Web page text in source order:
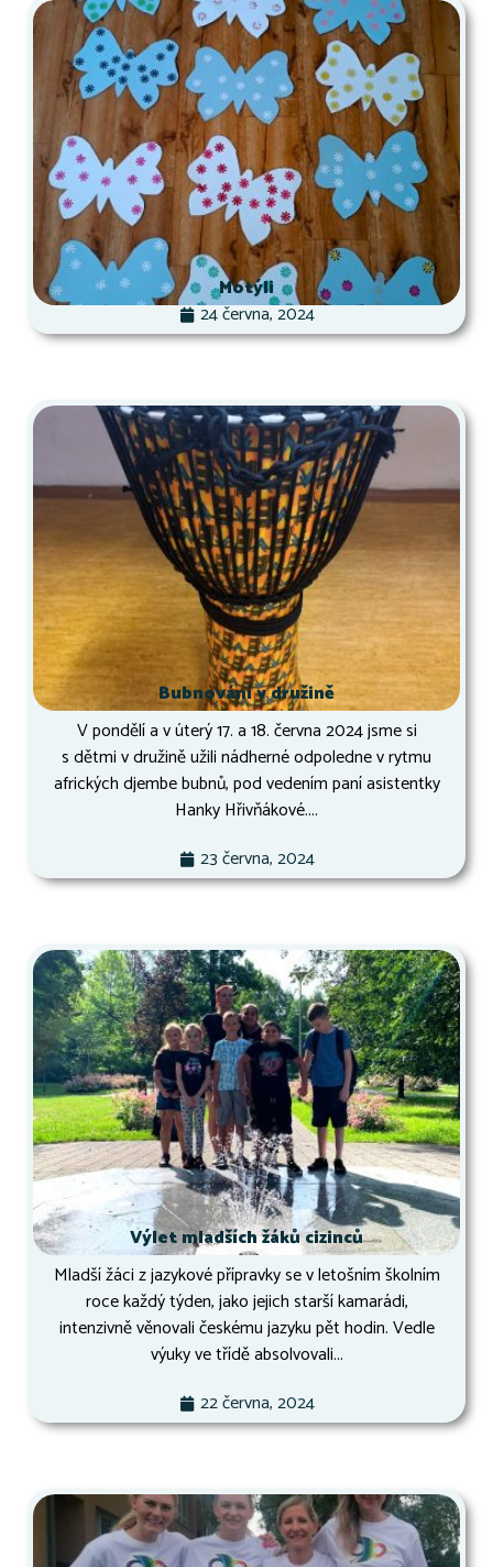
Motýli
24 června, 2024
Bubnování v družině
V pondělí a v úterý 17. a 18. června 2024 jsme si
s dětmi v družině užili nádherné odpoledne v rytmu
afrických djembe bubnů, pod vedením paní asistentky
Hanky Hřivňákové....
23 června, 2024
Výlet mladších žáků cizinců
Mladší žáci z jazykové přípravky se v letošním školním
roce každý týden, jako jejich starší kamarádi,
intenzivně věnovali českému jazyku pět hodin. Vedle
výuky ve třídě absolvovali...
22 června, 2024